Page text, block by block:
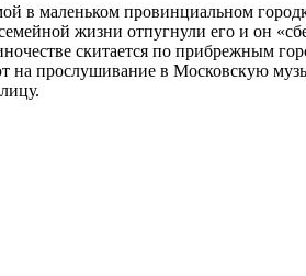
в маленьком провинциальном
жизни отпугнули его и он
скитается по прибрежным
на прослушивание в Московскую